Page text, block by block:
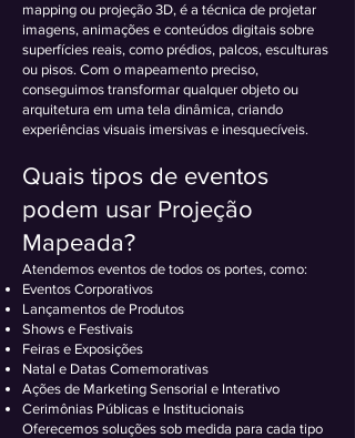
mapping ou projeção 3D, é a técnica de projetar
imagens, animações e conteúdos digitais sobre
superfícies reais, como prédios, palcos, esculturas
ou pisos. Com o mapeamento preciso,
conseguimos transformar qualquer objeto ou
arquitetura em uma tela dinâmica, criando
experiências visuais imersivas e inesquecíveis.
Quais tipos de eventos
podem usar Projeção
Mapeada?
Atendemos eventos de todos os portes, como:
Eventos Corporativos
Lançamentos de Produtos
Shows e Festivais
Feiras e Exposições
Natal e Datas Comemorativas
Ações de Marketing Sensorial e Interativo
Cerimônias Públicas e Institucionais
Oferecemos soluções sob medida para cada tipo